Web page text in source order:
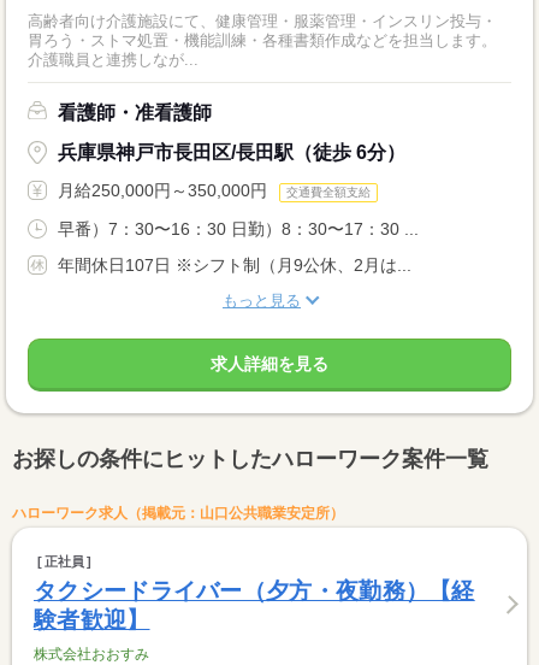
高齢者向け介護施設にて、健康管理・服薬管理・インスリン投与・
胃ろう・ストマ処置・機能訓練・各種書類作成などを担当します。
介護職員と連携しなが...
看護師・准看護師
兵庫県神戸市長田区/長田駅（徒歩 6分）
月給250,000円～350,000円 交通費全額支給
早番）7：30〜16：30 日勤）8：30〜17：30 ...
年間休日107日 ※シフト制（月9公休、2月は...
もっと見る
求人詳細を見る
お探しの条件にヒットしたハローワーク案件一覧
ハローワーク求人（掲載元：山口公共職業安定所）
正社員
タクシードライバー（夕方・夜勤務）【経
験者歓迎】
株式会社おおすみ